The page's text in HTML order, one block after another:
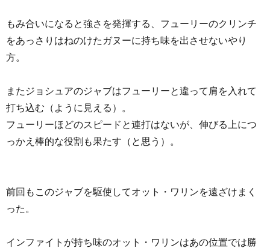
もみ合いになると強さを発揮する、フューリーのクリンチ
をあっさりはねのけたガヌーに持ち味を出させないやり
方。
またジョシュアのジャブはフューリーと違って肩を入れて
打ち込む（ように見える）。
フューリーほどのスピードと連打はないが、伸びる上につ
っかえ棒的な役割も果たす（と思う）。
前回もこのジャブを駆使してオット・ワリンを遠ざけまく
った。
インファイトが持ち味のオット・ワリンはあの位置では勝